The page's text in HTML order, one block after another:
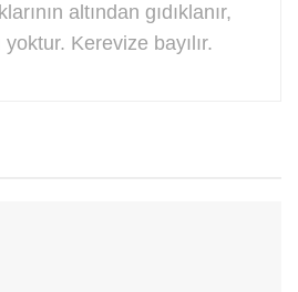
altından gıdıklanır,
Kerevize bayılır.